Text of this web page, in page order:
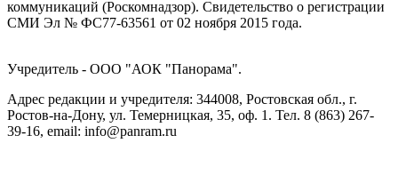
коммуникаций (Роскомнадзор). Cвидетельство о регистрации
СМИ Эл № ФС77-63561 от 02 ноября 2015 года.
Учредитель - ООО "АОК "Панорама".
Адрес редакции и учредителя: 344008, Ростовская обл., г.
Ростов-на-Дону, ул. Темерницкая, 35, оф. 1. Тел. 8 (863) 267-
39-16, email: info@panram.ru